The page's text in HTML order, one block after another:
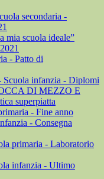
secondaria -
mia scuola ideale”
- Patto di
infanzia - Diplomi
DI MEZZO E
superpiatta
- Fine anno
- Consegna
primaria - Laboratorio
infanzia - Ultimo